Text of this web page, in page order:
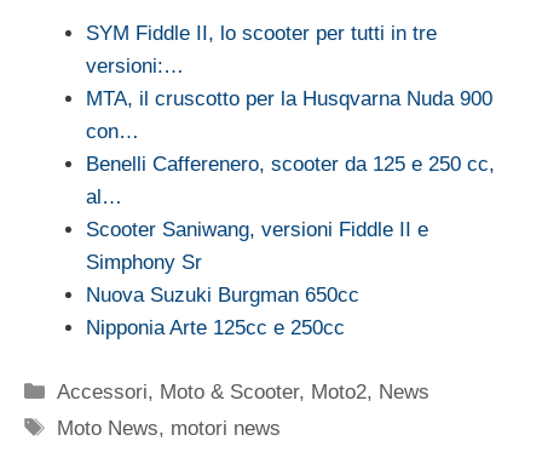
SYM Fiddle II, lo scooter per tutti in tre
versioni:…
MTA, il cruscotto per la Husqvarna Nuda 900
con…
Benelli Cafferenero, scooter da 125 e 250 cc,
al…
Scooter Saniwang, versioni Fiddle II e
Simphony Sr
Nuova Suzuki Burgman 650cc
Nipponia Arte 125cc e 250cc
Categorie
Accessori, Moto & Scooter, Moto2, News
Tag
Moto News, motori news